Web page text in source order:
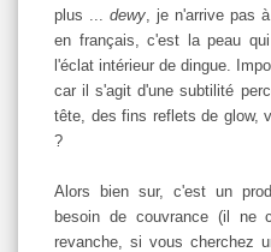
plus ... dewy , je n'arrive pas
en français, c'est la peau
l'éclat intérieur de dingue.
car il s'agit d'une subtilité
tête, des fins reflets de glow,
?
Alors bien sur, c'est un
besoin de couvrance (il ne
revanche, si vous cherchez